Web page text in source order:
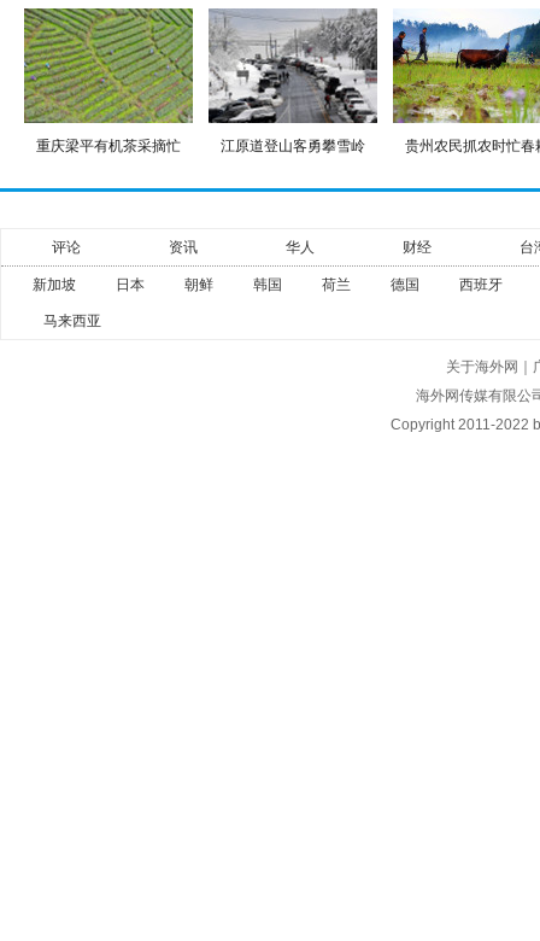
重庆梁平有机茶采摘忙 江原道登山客勇攀雪岭 贵州农民抓农时忙春
评论 资讯 华人 财经 台
新加坡 日本 朝鲜 韩国 荷兰 德国 西班牙
马来西亚
关于海外网
海外网传媒有限公
Copyright2011-2022